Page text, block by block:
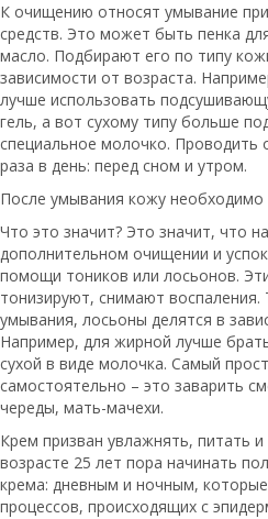
К очищению относят умывание
средств. Это может быть пенка
масло. Подбирают его по типу
зависимости от возраста.
лучше использовать
гель, а вот сухому типу больше
специальное молочко.
раза в день: перед сном и утром.
После умывания кожу необходимо
Что это значит? Это значит, что
дополнительном очищении и
помощи тоников или лосьонов.
тонизируют, снимают воспаления.
умывания, лосьоны делятся в
Например, для жирной лучше
сухой в виде молочка. Самый
самостоятельно – это заварить
череды, мать-мачехи.
Крем призван увлажнять, питать
возрасте 25 лет пора начинать
крема: дневным и ночным,
процессов, происходящих с